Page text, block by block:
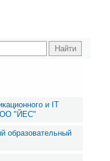
и IT
"ЙЕС"
образовательный